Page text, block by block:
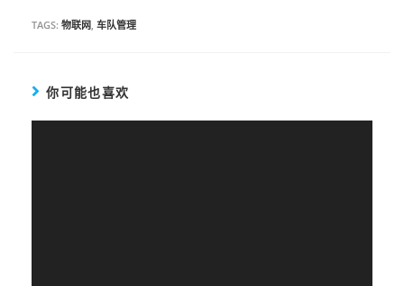
TAGS: 物联网, 车队管理
你可能也喜欢